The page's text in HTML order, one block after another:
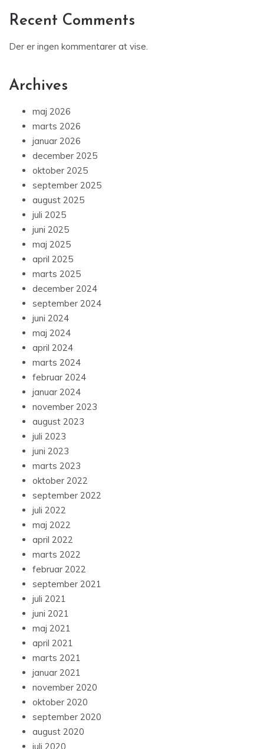
Recent Comments
Der er ingen kommentarer at vise.
Archives
maj 2026
marts 2026
januar 2026
december 2025
oktober 2025
september 2025
august 2025
juli 2025
juni 2025
maj 2025
april 2025
marts 2025
december 2024
september 2024
juni 2024
maj 2024
april 2024
marts 2024
februar 2024
januar 2024
november 2023
august 2023
juli 2023
juni 2023
marts 2023
oktober 2022
september 2022
juli 2022
maj 2022
april 2022
marts 2022
februar 2022
september 2021
juli 2021
juni 2021
maj 2021
april 2021
marts 2021
januar 2021
november 2020
oktober 2020
september 2020
august 2020
juli 2020